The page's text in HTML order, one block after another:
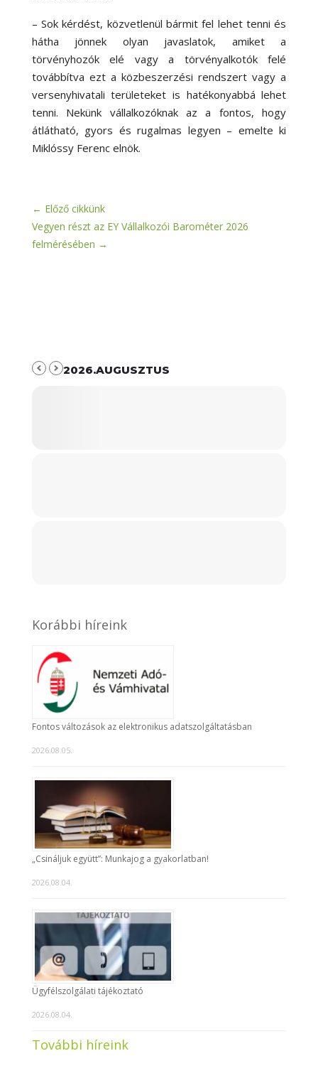
– Sok kérdést, közvetlenül bármit fel lehet tenni és
hátha jönnek olyan javaslatok, amiket a
törvényhozók elé vagy a törvényalkotók felé
továbbítva ezt a közbeszerzési rendszert vagy a
versenyhivatali területeket is hatékonyabbá lehet
tenni. Nekünk vállalkozóknak az a fontos, hogy
átlátható, gyors és rugalmas legyen – emelte ki
Miklóssy Ferenc elnök.
← Előző cikkünk
Vegyen részt az EY Vállalkozói Barométer 2026
felmérésében →
2026.AUGUSZTUS
Korábbi híreink
Fontos változások az elektronikus adatszolgáltatásban
2026.08.05.
„Csináljuk együtt”: Munkajog a gyakorlatban!
2026.08.04.
Ügyfélszolgálati tájékoztató
2026.08.04.
További híreink